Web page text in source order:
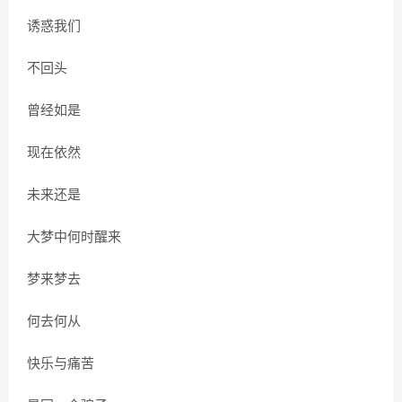
诱惑我们
不回头
曾经如是
现在依然
未来还是
大梦中何时醒来
梦来梦去
何去何从
快乐与痛苦